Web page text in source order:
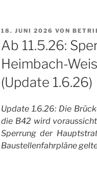
VERÖFFENTLICHT
AM
18. JUNI 2026 VON
Ab 11.5.26:
Heimbach-
(Update 1.6.26)
Update 1.6.26: Die
die B42 wird
Sperrung der
Baustellenfahrpläne